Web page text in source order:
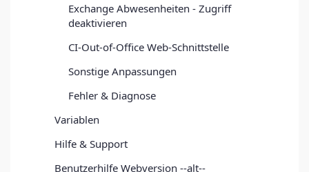
Exchange Abwesenheiten - Zugriff
deaktivieren
CI-Out-of-Office Web-Schnittstelle
Sonstige Anpassungen
Fehler & Diagnose
Variablen
Hilfe & Support
Benutzerhilfe Webversion --alt--